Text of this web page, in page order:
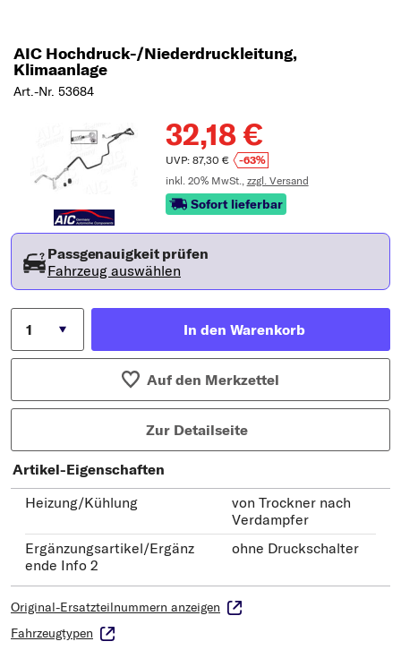
AIC Hochdruck-/Niederdruckleitung,
Klimaanlage
Art.-Nr. 53684
32,18 €
UVP: 87,30 €
-63%
inkl. 20% MwSt., zzgl. Versand
Sofort lieferbar
Passgenauigkeit prüfen
Fahrzeug auswählen
In den Warenkorb
Auf den Merkzettel
Zur Detailseite
Artikel-Eigenschaften
Heizung/Kühlung
von Trockner nach
Verdampfer
Ergänzungsartikel/Ergänz
ende Info 2
ohne Druckschalter
Original-Ersatzteilnummern anzeigen
Fahrzeugtypen